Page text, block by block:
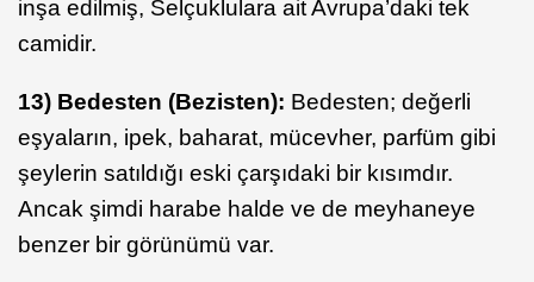
inşa edilmiş, Selçuklulara ait Avrupa’daki tek
camidir.
13) Bedesten (Bezisten): Bedesten; değerli
eşyaların, ipek, baharat, mücevher, parfüm gibi
şeylerin satıldığı eski çarşıdaki bir kısımdır.
Ancak şimdi harabe halde ve de meyhaneye
benzer bir görünümü var.